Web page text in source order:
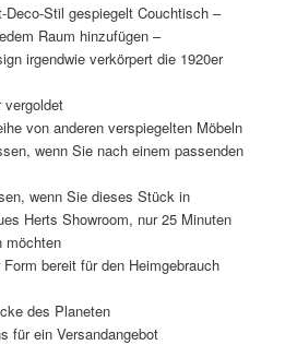
Deco-Stil gespiegelt Couchtisch –
Raum hinzufügen –
irgendwie verkörpert die 1920er
vergoldet
von anderen verspiegelten Möbeln
wenn Sie nach einem passenden
wenn Sie dieses Stück in
Herts Showroom, nur 25 Minuten
möchten
bereit für den Heimgebrauch
des Planeten
für ein Versandangebot